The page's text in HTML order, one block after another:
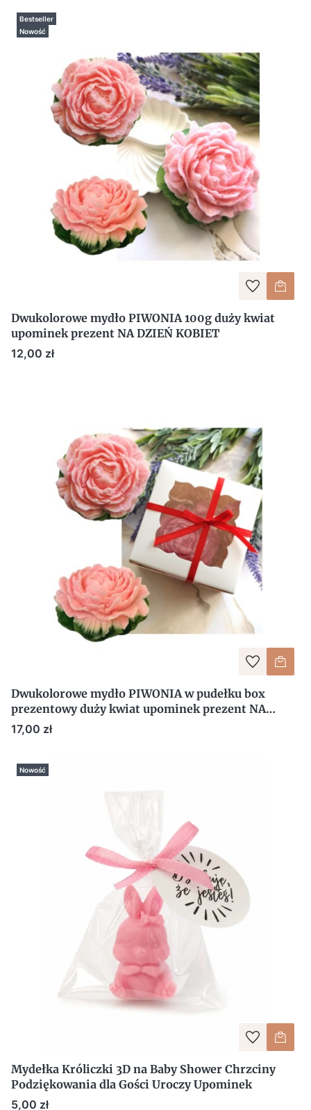
Bestseller
Nowość
Dwukolorowe mydło PIWONIA 100g duży kwiat
upominek prezent NA DZIEŃ KOBIET
Cena
12,00 zł
Dwukolorowe mydło PIWONIA w pudełku box
prezentowy duży kwiat upominek prezent NA
DZIEŃ KOBIET
Cena
17,00 zł
Nowość
Mydełka Króliczki 3D na Baby Shower Chrzciny
Podziękowania dla Gości Uroczy Upominek
Cena
5,00 zł